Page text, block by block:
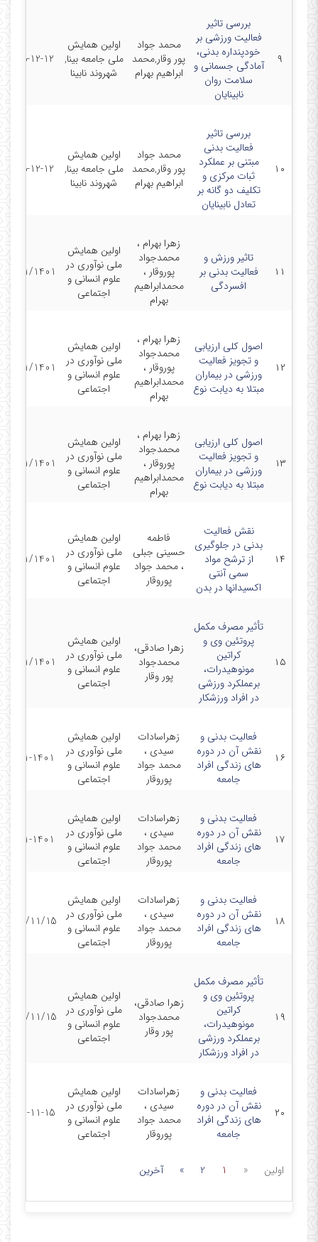
۹
بررسی تاثیر
فعالیت ورزشی بر
خودپنداره بدنی،
آمادگی جسمانی و
سلامت روان
نابینایان
محمد جواد
پور وقار,محمد
ابراهیم بهرام
اولین همایش
ملی جامعه بینا,
شهروند نابینا
2015-12-12
۱۰
بررسی تاثیر
فعالیت بدنی
مبتنی بر عملکرد
ثبات مرکزی و
تکلیف دو گانه بر
تعادل نابینایان
محمد جواد
پور وقار,محمد
ابراهیم بهرام
اولین همایش
ملی جامعه بینا,
شهروند نابینا
2015-12-12
۱۱
تاثیر ورزش و
فعالیت بدنی بر
افسردگی
زهرا بهرام ،
محمدجواد
پوروقار ،
محمدابراهیم
بهرام
اولین همایش
ملی نوآوری در
علوم انسانی و
اجتماعی
15/11/1401
۱۲
اصول کلی ارزیابی
و تجویز فعالیت
ورزشی در بیماران
مبتلا به دیابت نوع
زهرا بهرام ،
محمدجواد
پوروقار ،
محمدابراهیم
بهرام
اولین همایش
ملی نوآوری در
علوم انسانی و
اجتماعی
15/11/1401
۱۳
اصول کلی ارزیابی
و تجویز فعالیت
ورزشی در بیماران
مبتلا به دیابت نوع
زهرا بهرام ،
محمدجواد
پوروقار ،
محمدابراهیم
بهرام
اولین همایش
ملی نوآوری در
علوم انسانی و
اجتماعی
15/11/1401
۱۴
نقش فعالیت
بدنی در جلوگیری
از ترشح مواد
سمی آنتی
اکسیدانها در بدن
فاطمه
حسینی جبلی
، محمد جواد
پوروقار
اولین همایش
ملی نوآوری در
علوم انسانی و
اجتماعی
15/11/1401
۱۵
تأثیر مصرف مکمل
پروتئین وی و
کراتین
مونوهیدرات،
برعملکرد ورزشی
در افراد ورزشکار
زهرا صادقی،
محمدجواد
پور وقار
اولین همایش
ملی نوآوری در
علوم انسانی و
اجتماعی
15/11/1401
۱۶
فعالیت بدنی و
نقش آن در دوره
های زندگی افراد
جامعه
زهراسادات
سیدی ،
محمد جواد
پوروقار
اولین همایش
ملی نوآوری در
علوم انسانی و
اجتماعی
15-11-1401
۱۷
فعالیت بدنی و
نقش آن در دوره
های زندگی افراد
جامعه
زهراسادات
سیدی ،
محمد جواد
پوروقار
اولین همایش
ملی نوآوری در
علوم انسانی و
اجتماعی
15-11-1401
۱۸
فعالیت بدنی و
نقش آن در دوره
های زندگی افراد
جامعه
زهراسادات
سیدی ،
محمد جواد
پوروقار
اولین همایش
ملی نوآوری در
علوم انسانی و
اجتماعی
1401/11/15
۱۹
تأثیر مصرف مکمل
پروتئین وی و
کراتین
مونوهیدرات،
برعملکرد ورزشی
در افراد ورزشکار
زهرا صادقی،
محمدجواد
پور وقار
اولین همایش
ملی نوآوری در
علوم انسانی و
اجتماعی
1401/11/15
۲۰
فعالیت بدنی و
نقش آن در دوره
های زندگی افراد
جامعه
زهراسادات
سیدی ،
محمد جواد
پوروقار
اولین همایش
ملی نوآوری در
علوم انسانی و
اجتماعی
1401-11-15
اولین «
1
2
» آخرین